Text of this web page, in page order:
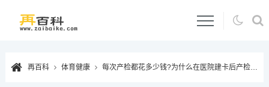
再百科 体育健康 每次产检都花多少钱?为什么在医院建卡后产检也是要花200多以上？产检费用揭秘，为何建卡后每次产检仍需花费200多元？